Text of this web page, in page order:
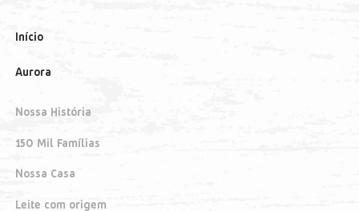
Início
Aurora
Nossa História
150 Mil Famílias
Nossa Casa
Leite com origem